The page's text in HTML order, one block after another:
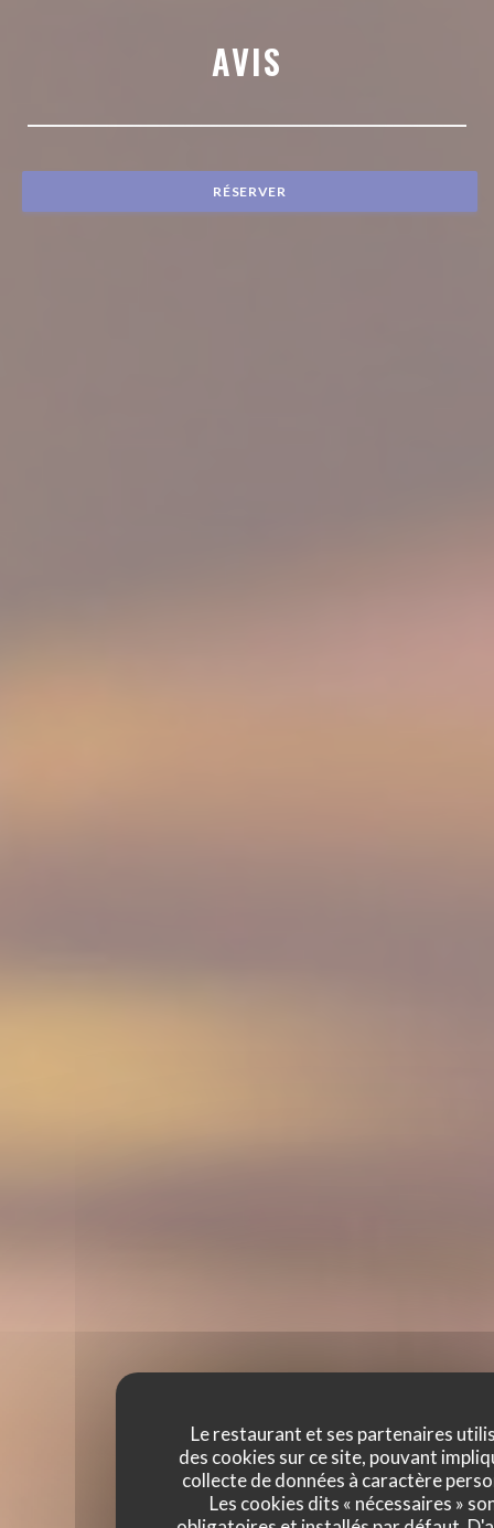
Le restaurant et ses partenaires
des cookies sur ce site, pouvant
collecte de données à caractère
Les cookies dits « nécessaires »
AVIS
RÉSERVER